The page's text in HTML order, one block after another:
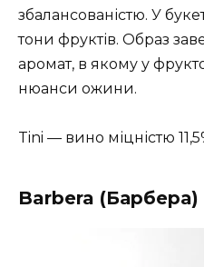
збалансованістю. У
тони фруктів. Образ
аромат, в якому у
нюанси ожини.
Tini — вино міцністю
Barbera (Барбера)